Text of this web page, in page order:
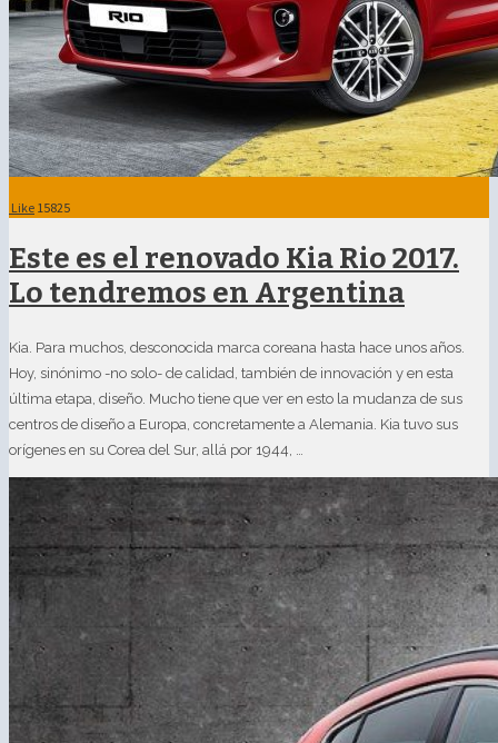
Like 15825
Este es el renovado Kia Rio 2017.
Lo tendremos en Argentina
Kia. Para muchos, desconocida marca coreana hasta hace unos años.
Hoy, sinónimo -no solo- de calidad, también de innovación y en esta
última etapa, diseño. Mucho tiene que ver en esto la mudanza de sus
centros de diseño a Europa, concretamente a Alemania. Kia tuvo sus
orígenes en su Corea del Sur, allá por 1944, …